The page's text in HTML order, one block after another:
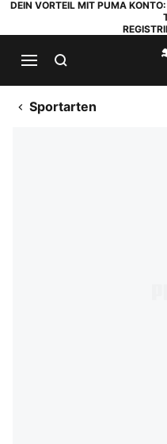
DEIN VORTEIL MIT PUMA
Sportarten